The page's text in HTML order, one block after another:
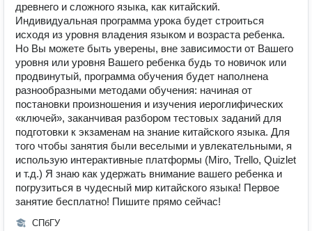
древнего и сложного языка, как китайский.
Индивидуальная программа урока будет строиться
исходя из уровня владения языком и возраста ребенка.
Но Вы можете быть уверены, вне зависимости от Вашего
уровня или уровня Вашего ребенка будь то новичок или
продвинутый, программа обучения будет наполнена
разнообразными методами обучения: начиная от
постановки произношения и изучения иероглифических
«ключей», заканчивая разбором тестовых заданий для
подготовки к экзаменам на знание китайского языка. Для
того чтобы занятия были веселыми и увлекательными, я
использую интерактивные платформы (Miro, Trello, Quizlet
и т.д.) Я знаю как удержать внимание вашего ребенка и
погрузиться в чудесный мир китайского языка! Первое
занятие бесплатно! Пишите прямо сейчас!
СПбГУ